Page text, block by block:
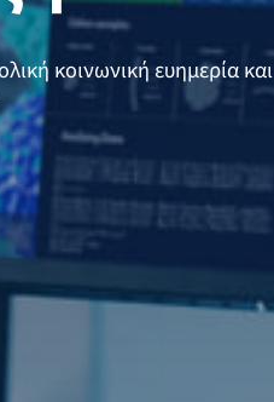
κοινωνική ευημερία και